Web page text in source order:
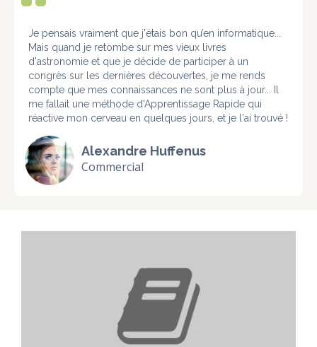
Je pensais vraiment que j'étais bon qu’en informatique...
Mais quand je retombe sur mes vieux livres
d'astronomie et que je décide de participer à un
congrès sur les dernières découvertes, je me rends
compte que mes connaissances ne sont plus à jour... Il
me fallait une méthode d'Apprentissage Rapide qui
réactive mon cerveau en quelques jours, et je l'ai trouvé !
Alexandre Huffenus
Commercial